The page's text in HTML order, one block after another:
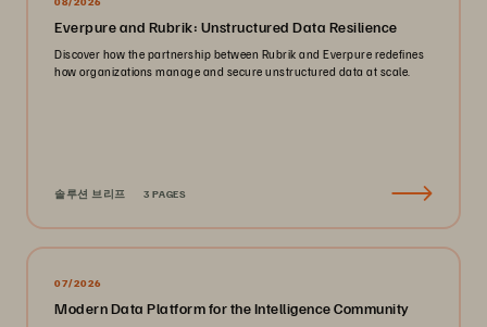
Everpure and Rubrik: Unstructured Data Resilience
Discover how the partnership between Rubrik and Everpure redefines
how organizations manage and secure unstructured data at scale.
솔루션 브리프 3 PAGES
07/2026
Modern Data Platform for the Intelligence Community